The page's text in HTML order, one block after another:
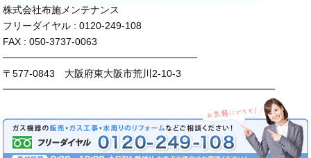
株式会社布施メンテナンス
フリーダイヤル : 0120-249-108
FAX : 050-3737-0063
────────────────────────────
〒577-0843 大阪府東大阪市荒川2-10-3
━━━━━━━━━━━━━━━━━━━━━━━━━━━━